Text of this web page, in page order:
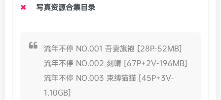
写真资源合集目录
流年不停 NO.001 吾妻旗袍 [28P-52MB]
流年不停 NO.002 刻晴 [67P+2V-196MB]
流年不停 NO.003 束缚猫猫 [45P+3V-
1.10GB]